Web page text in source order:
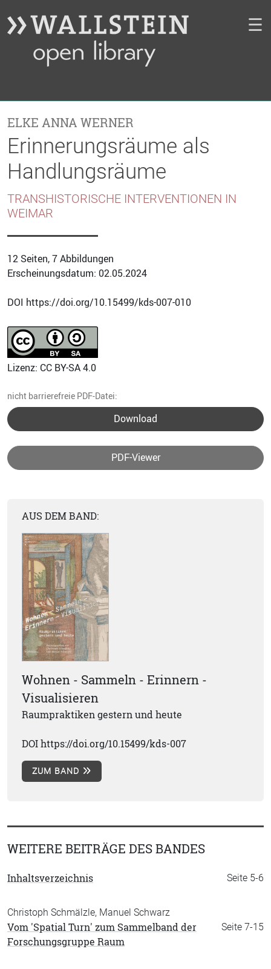
☰
ELKE ANNA WERNER
Erinnerungsräume als
Handlungsräume
TRANSHISTORISCHE INTERVENTIONEN IN
WEIMAR
12 Seiten, 7 Abbildungen
Erscheinungsdatum: 02.05.2024
DOI https://doi.org/10.15499/kds-007-010
Lizenz: CC BY-SA 4.0
nicht barrierefreie PDF-Datei:
Download
PDF-Viewer
AUS DEM BAND:
Wohnen - Sammeln - Erinnern -
Visualisieren
Raumpraktiken gestern und heute
DOI https://doi.org/10.15499/kds-007
ZUM BAND
WEITERE BEITRÄGE DES BANDES
Seite 5-6
Inhaltsverzeichnis
Christoph Schmälzle, Manuel Schwarz
Seite 7-15
Vom 'Spatial Turn' zum Sammelband der
Forschungsgruppe Raum